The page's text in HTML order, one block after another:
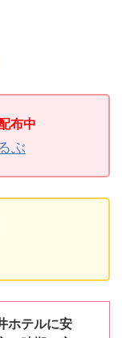
布中
ぶ
ホテルに安